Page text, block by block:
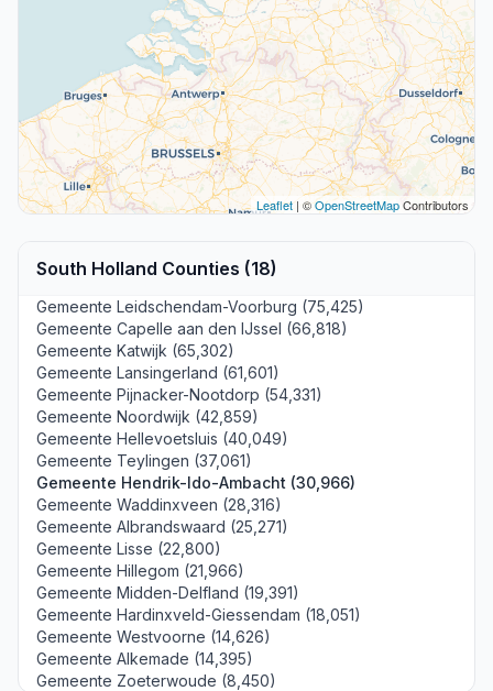
Leaflet | ©OpenStreetMapContributors
South Holland Counties (18)
Gemeente Leidschendam-Voorburg (75,425)
Gemeente Capelle aan den IJssel (66,818)
Gemeente Katwijk (65,302)
Gemeente Lansingerland (61,601)
Gemeente Pijnacker-Nootdorp (54,331)
Gemeente Noordwijk (42,859)
Gemeente Hellevoetsluis (40,049)
Gemeente Teylingen (37,061)
Gemeente Hendrik-Ido-Ambacht (30,966)
Gemeente Waddinxveen (28,316)
Gemeente Albrandswaard (25,271)
Gemeente Lisse (22,800)
Gemeente Hillegom (21,966)
Gemeente Midden-Delfland (19,391)
Gemeente Hardinxveld-Giessendam (18,051)
Gemeente Westvoorne (14,626)
Gemeente Alkemade (14,395)
Gemeente Zoeterwoude (8,450)